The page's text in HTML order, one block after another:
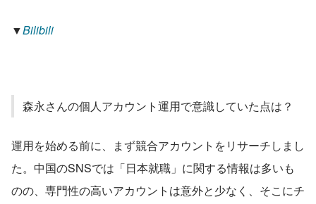
▼Bilibili
森永さんの個人アカウント運用で意識していた点は？
運用を始める前に、まず競合アカウントをリサーチしまし
た。中国のSNSでは「日本就職」に関する情報は多いも
のの、専門性の高いアカウントは意外と少なく、そこにチ